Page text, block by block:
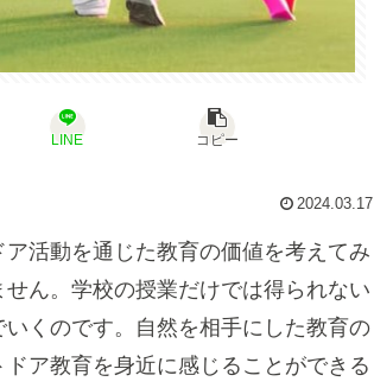
LINE コピー
2024.03.17
活動を通じた教育の価値を考えてみ
ん。学校の授業だけでは得られない
くのです。自然を相手にした教育の
ア教育を身近に感じることができる